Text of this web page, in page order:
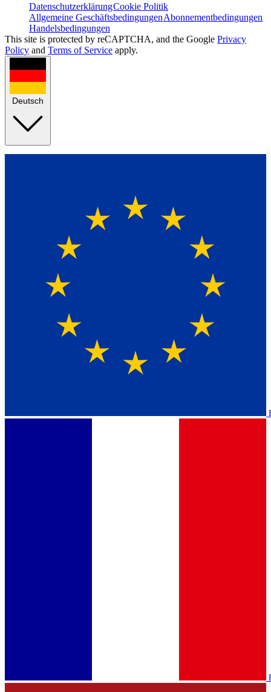
DatenschutzerklärungCookie Politik
Allgemeine GeschäftsbedingungenAbonnementbedingungen
Handelsbedingungen
This site is protected by reCAPTCHA, and the Google Privacy
Policy and Terms of Service apply.
Deutsch